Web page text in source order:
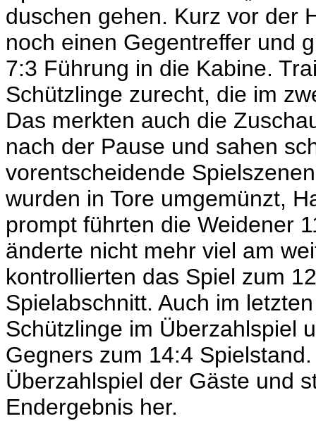
duschen gehen. Kurz vor der
noch einen Gegentreffer und
7:3 Führung in die Kabine.
Schützlinge zurecht, die im
Das merkten auch die
nach der Pause und sahen
vorentscheidende
wurden in Tore umgemünzt,
prompt führten die Weidener
änderte nicht mehr viel am
kontrollierten das Spiel zum
Spielabschnitt. Auch im
Schützlinge im Überzahlspiel
Gegners zum 14:4
Überzahlspiel der Gäste und
Endergebnis her.